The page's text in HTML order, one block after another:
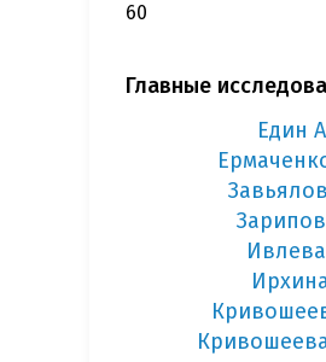
60
Главные
Един